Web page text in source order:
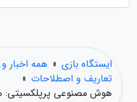
ایستگاه بازی » همه اخبار
تعاریف و اصطلاحات »
هوش مصنوعی پرپلکسیتی: